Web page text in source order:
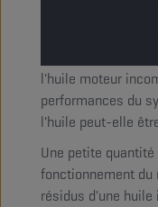
l'huile moteur
performances du
l'huile peut-elle
Une petite
fonctionnement du
résidus d'une